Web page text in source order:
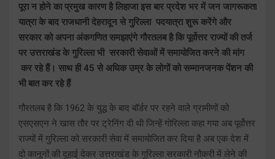
पूरा न होने का प्रमुख कारण है लिहाजा इस बार प्रदेश भर में जन जागरूकता
यात्रा के बाद राजधानी देहरादून से गुरिल्ला पदयात्रा शुरू करेंगे और
सरकार को अपना अंकगणित समझाएंगे गौरतलब है कि पूर्वोत्तर राज्यों की तर्ज
पर उत्तराखंड के गुरिल्ला भी सरकारी सेवाओं में समायोजित करने की मांग
कर रहे हैं। साथ ही 45 से अधिक उम्र के लोगों को सम्मानजनक पेंशन की
भी बात कर रहे हैं
गौरतलब है कि 1962 के युद्ध के बाद बॉर्डर पर रहने वाले ग्रामीणों को
एसएसएन ने खास तौर पर ट्रेनिंग दी थी जिन्हें गोरिल्ला कहा गया अब पूर्वोत्तर
राज्यों में गुरिल्ला को सरकारी सेवा में समायोजित कर दिया है अब एक देश में
दो कानूनों की दुहाई देकर उत्तराखंड के गुरिल्ला सरकारी नौकरी में लेने की